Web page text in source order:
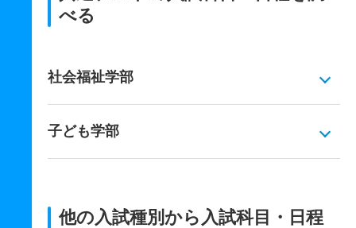
べる
社会福祉学部
子ども学部
他の入試種別から入試科目・日程